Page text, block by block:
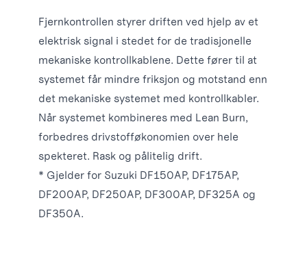
Fjernkontrollen styrer driften ved hjelp av et
elektrisk signal i stedet for de tradisjonelle
mekaniske kontrollkablene. Dette fører til at
systemet får mindre friksjon og motstand enn
det mekaniske systemet med kontrollkabler.
Når systemet kombineres med Lean Burn,
forbedres drivstofføkonomien over hele
spekteret. Rask og pålitelig drift.
* Gjelder for Suzuki DF150AP, DF175AP,
DF200AP, DF250AP, DF300AP, DF325A og
DF350A.